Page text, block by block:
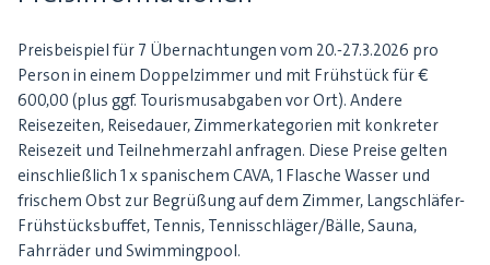
Preisbeispiel für 7 Übernachtungen vom 20.-27.3.2026 pro
Person in einem Doppelzimmer und mit Frühstück für €
600,00 (plus ggf. Tourismusabgaben vor Ort). Andere
Reisezeiten, Reisedauer, Zimmerkategorien mit konkreter
Reisezeit und Teilnehmerzahl anfragen. Diese Preise gelten
einschließlich 1 x spanischem CAVA, 1 Flasche Wasser und
frischem Obst zur Begrüßung auf dem Zimmer, Langschläfer-
Frühstücksbuffet, Tennis, Tennisschläger/Bälle, Sauna,
Fahrräder und Swimmingpool.